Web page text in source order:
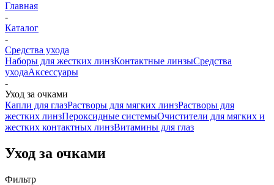
Главная
-
Каталог
-
Средства ухода
Наборы для жестких линзКонтактные линзыСредства
уходаАксессуары
-
Уход за очками
Капли для глазРастворы для мягких линзРастворы для
жестких линзПероксидные системыОчистители для мягких и
жестких контактных линзВитамины для глаз
Уход за очками
Фильтр